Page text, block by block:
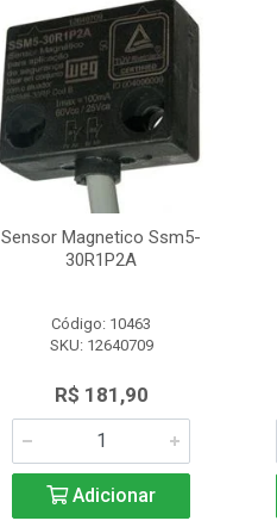
Sensor Magnetico Ssm5-
30R1P2A
Código: 10463
SKU: 12640709
R$ 181,90
Adicionar